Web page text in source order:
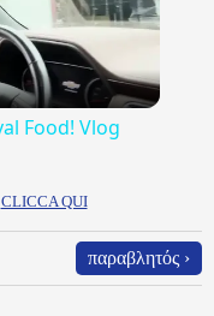
Food! Vlog
CLICCA QUI
παραβλητός ›